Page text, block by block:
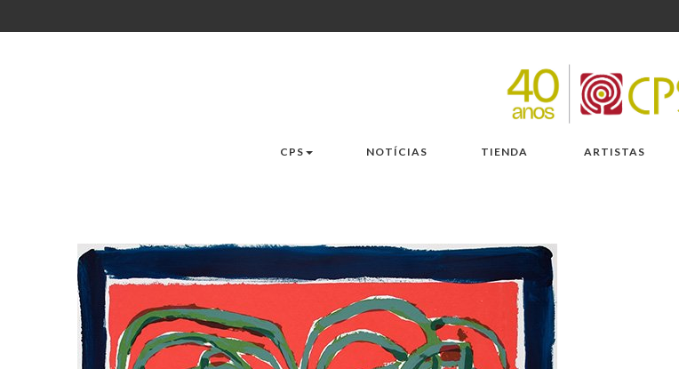
CPS NOTÍCIAS TIENDA ARTISTAS